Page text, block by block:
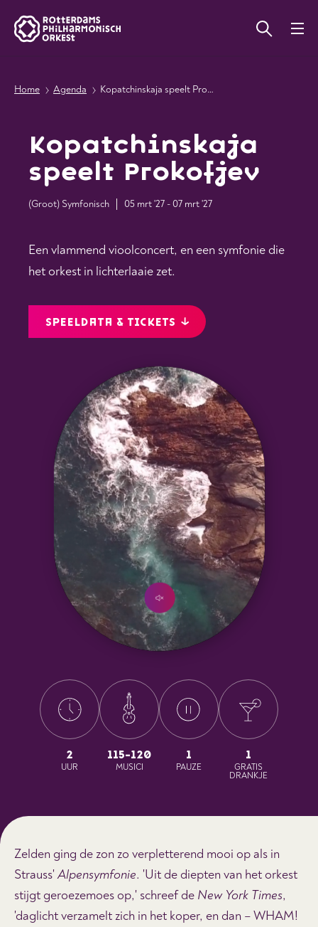
Home Agenda Kopatchinskaja speelt Prokofjev
Kopatchinskaja
speelt Prokofjev
(Groot) Symfonisch 05 mrt '27 - 07 mrt '27
Een vlammend vioolconcert, en een symfonie die
het orkest in lichterlaaie zet.
SPEELDATA & TICKETS
2
UUR
115-120
MUSICI
1
PAUZE
1
GRATIS
DRANKJE
Zelden ging de zon zo verpletterend mooi op als in
Strauss'Alpensymfonie. 'Uit de diepten van het orkest
stijgt geroezemoes op,' schreef de New York Times,
'daglicht verzamelt zich in het koper, en dan – WHAM!